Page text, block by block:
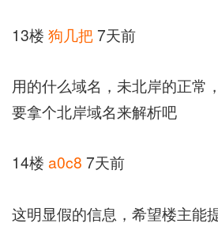
13楼 狗几把 7天前
用的什么域名，未北岸的正常
要拿个北岸域名来解析吧
14楼 a0c8 7天前
这明显假的信息，希望楼主能